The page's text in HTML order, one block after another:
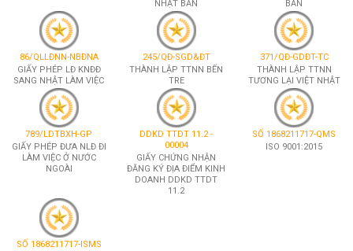
NHẬT BẢN
BẢN
86/QLLĐNN-NBĐNA
GIẤY PHÉP LĐ KNĐĐ
SANG NHẬT LÀM VIỆC
245/QĐ-SGD&ĐT
THÀNH LẬP TTNN BẾN
TRE
371/QĐ-GDĐT-TC
THÀNH LẬP TTNN
TƯƠNG LẠI VIỆT NHẬT
789/LDTBXH-GP
GIẤY PHÉP ĐƯA NLĐ ĐI
LÀM VIỆC Ở NƯỚC
NGOÀI
DDKD TTDT 11.2 -
00004
GIẤY CHỨNG NHẬN
ĐĂNG KÝ ĐỊA ĐIỂM KINH
DOANH DDKD TTDT
11.2
SỐ 1868211717-QMS
ISO 9001:2015
SỐ 1868211717-ISMS